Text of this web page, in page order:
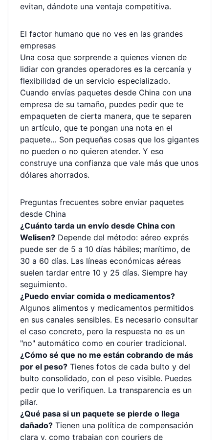
evitan, dándote una ventaja competitiva.
El factor humano que no ves en las grandes
empresas
Una cosa que sorprende a quienes vienen de
lidiar con grandes operadores es la cercanía y
flexibilidad de un servicio especializado.
Cuando envías paquetes desde China con una
empresa de su tamaño, puedes pedir que te
empaqueten de cierta manera, que te separen
un artículo, que te pongan una nota en el
paquete… Son pequeñas cosas que los gigantes
no pueden o no quieren atender. Y eso
construye una confianza que vale más que unos
dólares ahorrados.
Preguntas frecuentes sobre enviar paquetes
desde China
¿Cuánto tarda un envío desde China con
Welisen? Depende del método: aéreo exprés
puede ser de 5 a 10 días hábiles; marítimo, de
30 a 60 días. Las líneas económicas aéreas
suelen tardar entre 10 y 25 días. Siempre hay
seguimiento.
¿Puedo enviar comida o medicamentos?
Algunos alimentos y medicamentos permitidos
en sus canales sensibles. Es necesario consultar
el caso concreto, pero la respuesta no es un
"no" automático como en courier tradicional.
¿Cómo sé que no me están cobrando de más
por el peso? Tienes fotos de cada bulto y del
bulto consolidado, con el peso visible. Puedes
pedir que lo verifiquen. La transparencia es un
pilar.
¿Qué pasa si un paquete se pierde o llega
dañado? Tienen una política de compensación
clara y, como trabajan con couriers de